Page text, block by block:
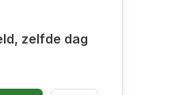
zelfde dag